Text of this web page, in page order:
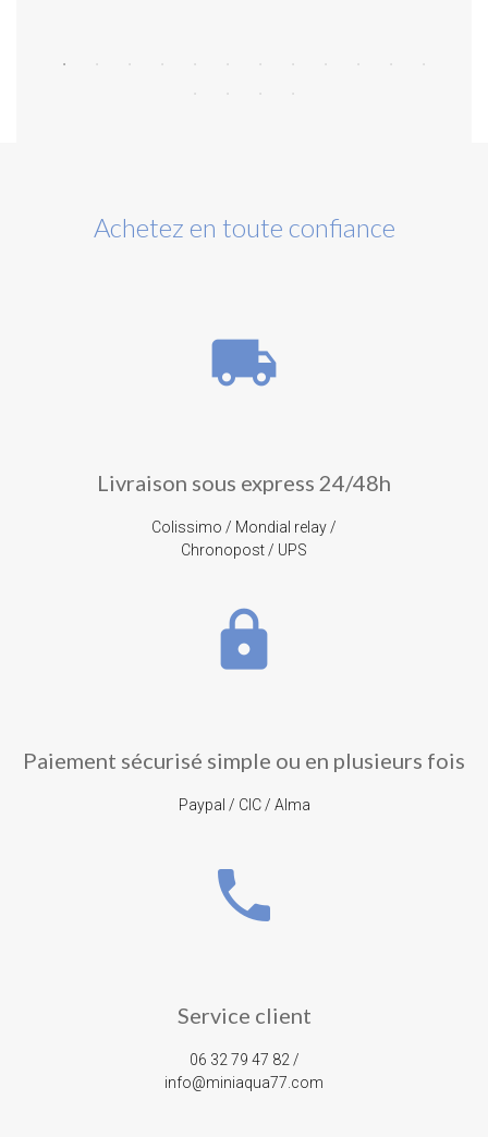
Achetez en toute confiance
local_shipping
Livraison sous express 24/48h
Colissimo / Mondial relay /
Chronopost / UPS
lock
Paiement sécurisé simple ou en plusieurs fois
Paypal / CIC / Alma
phone
Service client
06 32 79 47 82 /
info@miniaqua77.com